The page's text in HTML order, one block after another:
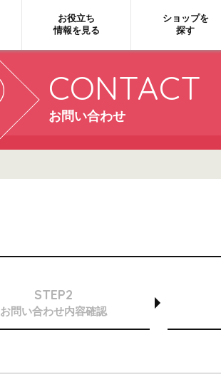
お役立ち
情報を見る
ショップを
探す
CONTACT
お問い合わせ
STEP2
お問い合わせ内容確認